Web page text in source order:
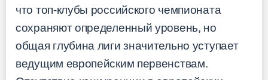
что топ-клубы российского чемпионата
сохраняют определенный уровень, но
общая глубина лиги значительно уступает
ведущим европейским первенствам.